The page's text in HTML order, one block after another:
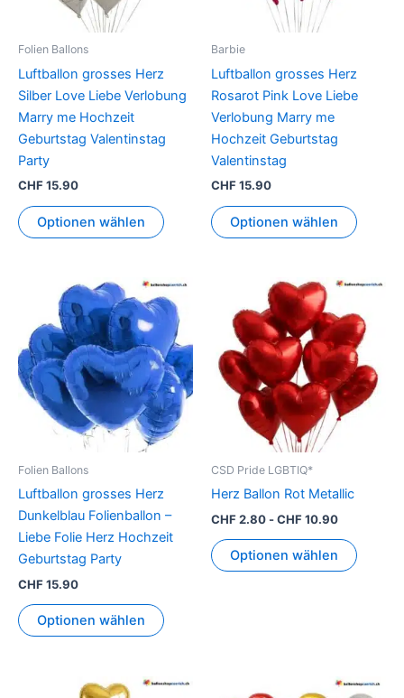
Folien Ballons
Luftballon grosses Herz
Silber Love Liebe Verlobung
Marry me Hochzeit
Geburtstag Valentinstag
Party
CHF15.90
Optionen wählen
Barbie
Luftballon grosses Herz
Rosarot Pink Love Liebe
Verlobung Marry me
Hochzeit Geburtstag
Valentinstag
CHF15.90
Optionen wählen
Folien Ballons
Luftballon grosses Herz
Dunkelblau Folienballon –
Liebe Folie Herz Hochzeit
Geburtstag Party
CHF15.90
Optionen wählen
CSD Pride LGBTIQ*
Herz Ballon Rot Metallic
CHF2.80 -CHF10.90
Optionen wählen
Dieses